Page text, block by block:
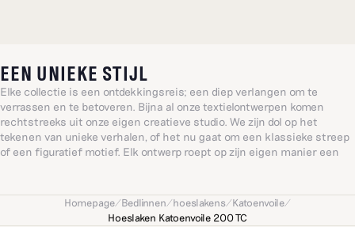
EEN UNIEKE STIJL
Elke collectie is een ontdekkingsreis; een diep verlangen om te
verrassen en te betoveren. Bijna al onze textielontwerpen komen
rechtstreeks uit onze eigen creatieve studio. We zijn dol op het
tekenen van unieke verhalen, of het nu gaat om een klassieke streep
of een figuratief motief. Elk ontwerp roept op zijn eigen manier een
Homepage/Bedlinnen/hoeslakens/Katoenvoile/
Hoeslaken Katoenvoile 200 TC